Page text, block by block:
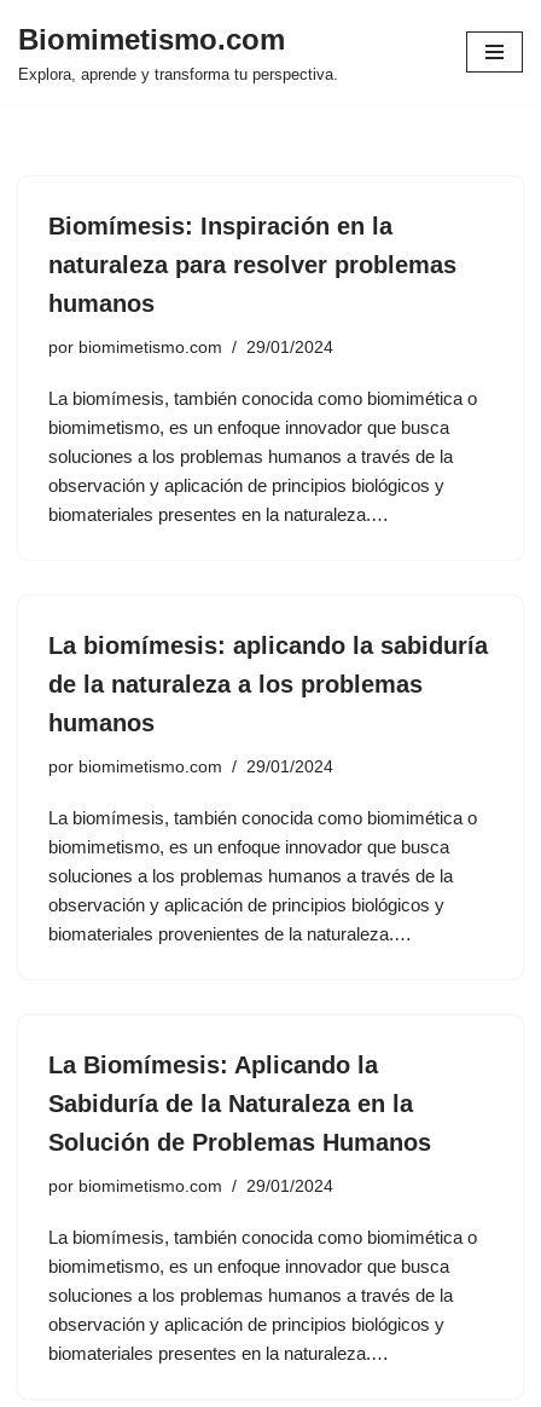
Saltar
Biomimetismo.com
Explora, aprende y transforma tu perspectiva.
Biomímesis: Inspiración en la
naturaleza para resolver problemas
humanos
por biomimetismo.com 29/01/2024
La biomímesis, también conocida como biomimética o
biomimetismo, es un enfoque innovador que busca
soluciones a los problemas humanos a través de la
observación y aplicación de principios biológicos y
biomateriales presentes en la naturaleza.…
La biomímesis: aplicando la sabiduría
de la naturaleza a los problemas
humanos
por biomimetismo.com 29/01/2024
La biomímesis, también conocida como biomimética o
biomimetismo, es un enfoque innovador que busca
soluciones a los problemas humanos a través de la
observación y aplicación de principios biológicos y
biomateriales provenientes de la naturaleza.…
La Biomímesis: Aplicando la
Sabiduría de la Naturaleza en la
Solución de Problemas Humanos
por biomimetismo.com 29/01/2024
La biomímesis, también conocida como biomimética o
biomimetismo, es un enfoque innovador que busca
soluciones a los problemas humanos a través de la
observación y aplicación de principios biológicos y
biomateriales presentes en la naturaleza.…